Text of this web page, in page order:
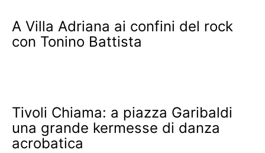
A Villa Adriana ai confini del rock
con Tonino Battista
Tivoli Chiama: a piazza Garibaldi
una grande kermesse di danza
acrobatica